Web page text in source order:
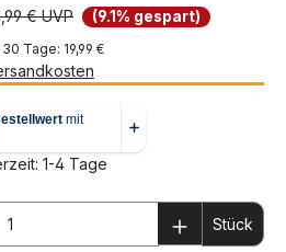
€ UVP (9.1% gespart)
Tage: 19,99 €
1-4 Tage
Gib den gewünschten
Stück